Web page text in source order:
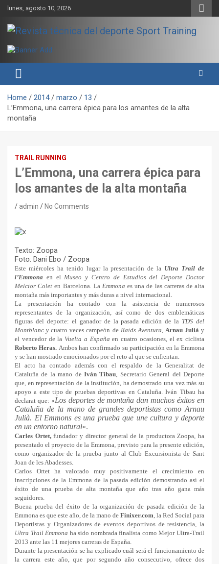
Skip
content
lunes, agosto 10, 2026
Revista técnica del deporte
Sport Training
rendimiento, nutrición y entrenamiento.
Home 2014 marzo
13
L’Emmona, una carrera épica para los amantes de la alta
montaña
TRAIL RUNNING
L’Emmona, una carrera épica para
los amantes de la alta montaña
admin No Comments
Texto: Zoopa
Foto: Dani Ebo / Zoopa
Este miércoles ha tenido lugar la presentación de la Ultra Trail de
l’Emmona en el Museo y Centro de Estudios del Deporte Doctor
Melcior Coleten Barcelona. La Emmonaes una de las carreras de alta
montaña más importantes y más duras a nivel internacional.
La presentación ha contado con la asistencia de numerosos
representantes de la organización, así como de dos emblemáticas
figuras del deporte: el ganador de la pasada edición de la TDS del
Montblanc y cuatro veces campeón de Raids Aventura, Arnau Juliày
el vencedor de la Vuelta a España en cuatro ocasiones, el ex ciclista
Roberto Heras. Ambos han confirmado su participación en la Emmona
y se han mostrado emocionados por el reto al que se enfrentan.
El acto ha contado además con el respaldo de la Generalitat de
Cataluña de la mano de Iván Tibau, Secretario General del Deporte
que, en representación de la institución, ha demostrado una vez más su
apoyo a este tipo de pruebas deportivas en Cataluña. Iván Tibau ha
declarat que: «Los deportes de montaña dan muchos éxitos en
Cataluña de la mano de grandes deportistas como Arnau
Julià. El Emmons es una prueba que une cultura y deporte
en un entorno natural«.
Carles Ortet,fundador y director general de la productora Zoopa, ha
presentado el proyecto de la Emmona, previsto para la presente edición,
como organizador de la prueba junto al Club Excursionista de Sant
Joan de les Abadesses.
Carlos Ortet ha valorado muy positivamente el crecimiento en
inscripciones de la Emmona de la pasada edición demostrando así el
éxito de una prueba de alta montaña que año tras año gana más
seguidores.
Buena prueba del éxito de la organización de pasada edición de la
Emmona es que este año, de la mano de Finixer.com, la Red Social para
Deportistas y Organizadores de eventos deportivos de resistencia, la
Ultra Trail Emmona ha sido nombrada finalista como Mejor Ultra-Trail
2013 ante las 11 mejores carreras de España.
Durante la presentación se ha explicado cuál será el funcionamiento de
la carrera este año, que por segundo año consecutivo, ofrece dos